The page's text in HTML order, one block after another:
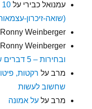
עמנואל כבירי על
(שואה-זיכרון-
Ronny Weinberger
Ronny Weinberger
ובחירות – 5 דברים שחשוב לעשות
מרב על
שחשוב לעשות
מרב עלעל אמונה